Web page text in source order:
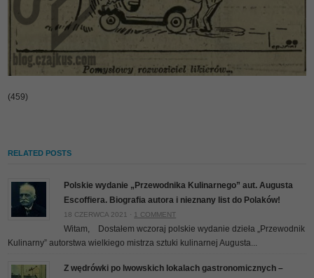
(459)
RELATED POSTS
Polskie wydanie „Przewodnika Kulinarnego” aut. Augusta
Escoffiera. Biografia autora i nieznany list do Polaków!
18 CZERWCA 2021 · 1 COMMENT
Witam, Dostałem wczoraj polskie wydanie dzieła „Przewodnik
Kulinarny” autorstwa wielkiego mistrza sztuki kulinarnej Augusta...
Z wędrówki po lwowskich lokalach gastronomicznych –